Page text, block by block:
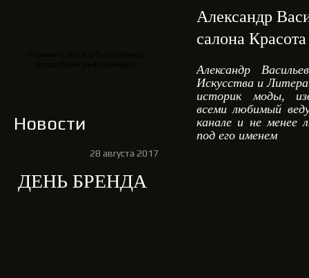
Новости
28 августа 2017
ДЕНЬ БРЕНДА
Александр
салона Красота
Александр
Искусства и
историк моды,
всеми любимый
канале и не менее
под его именем